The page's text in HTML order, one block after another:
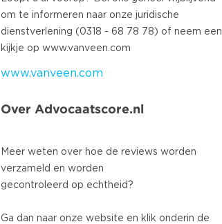
om te informeren naar onze juridische
dienstverlening (0318 - 68 78 78) of neem een
www.vanveen.com
Over Advocaatscore.nl
Meer weten over hoe de reviews worden
verzameld en worden
gecontroleerd op echtheid?
Ga dan naar onze website en klik onderin de